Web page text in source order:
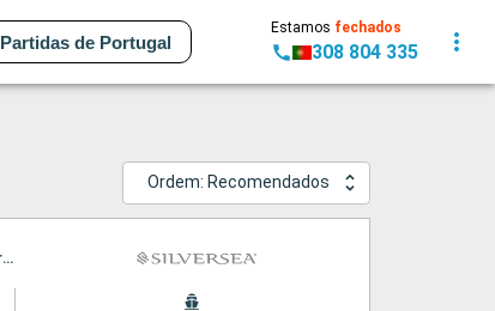
Partidas de Portugal
Estamos fechados
308 804 335
Ordem: Recomendados
Itinerário : Veneza, Piran, Rovinj, Bari, Dubrovinik, Kotor, Spetses, Zadar, Veneza, Piran, Rovinj, Bari, Dubrovinik, Kotor, Spetses, Zadar, Veneza